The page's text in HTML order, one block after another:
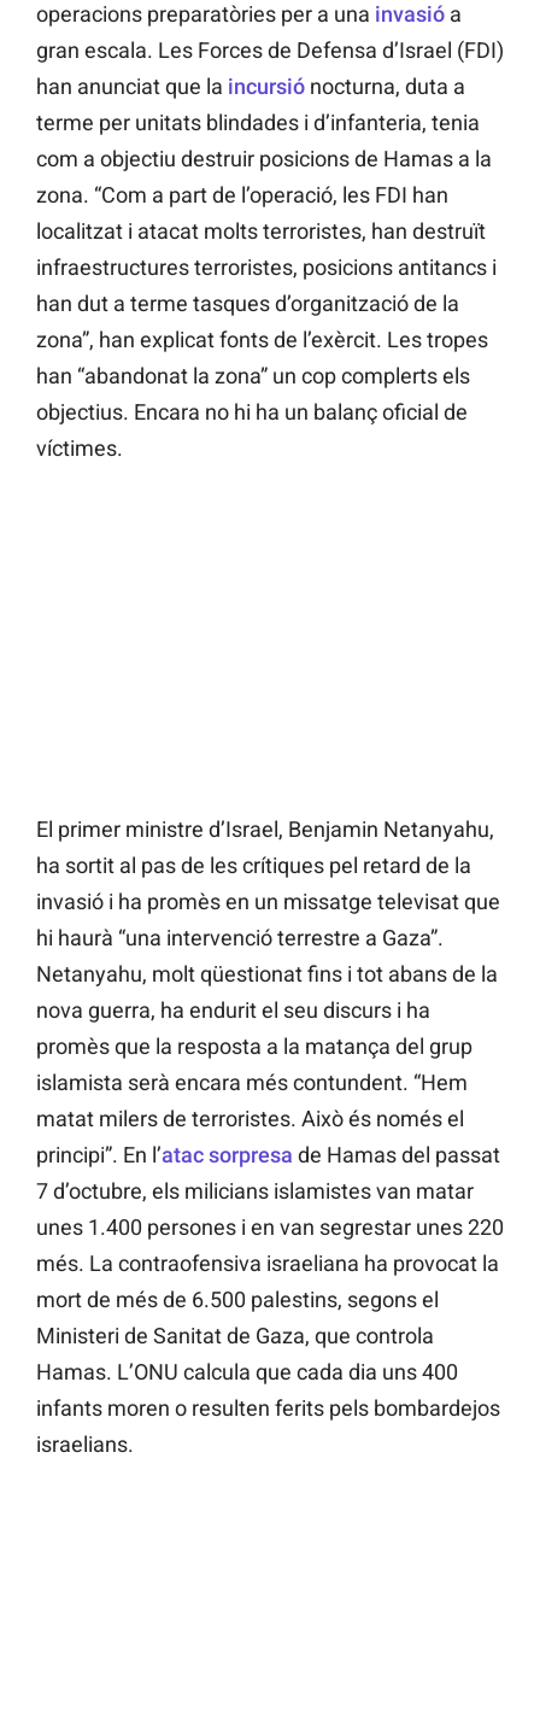
operacions preparatòries per a una invasió a
gran escala. Les Forces de Defensa d’Israel (FDI)
han anunciat que la incursió nocturna, duta a
terme per unitats blindades i d’infanteria, tenia
com a objectiu destruir posicions de Hamas a la
zona. “Com a part de l’operació, les FDI han
localitzat i atacat molts terroristes, han destruït
infraestructures terroristes, posicions antitancs i
han dut a terme tasques d’organització de la
zona”, han explicat fonts de l’exèrcit. Les tropes
han “abandonat la zona” un cop complerts els
objectius. Encara no hi ha un balanç oficial de
víctimes.
El primer ministre d’Israel, Benjamin Netanyahu,
ha sortit al pas de les crítiques pel retard de la
invasió i ha promès en un missatge televisat que
hi haurà “una intervenció terrestre a Gaza”.
Netanyahu, molt qüestionat fins i tot abans de la
nova guerra, ha endurit el seu discurs i ha
promès que la resposta a la matança del grup
islamista serà encara més contundent. “Hem
matat milers de terroristes. Això és només el
principi”. En l’atac sorpresa de Hamas del passat
7 d’octubre, els milicians islamistes van matar
unes 1.400 persones i en van segrestar unes 220
més. La contraofensiva israeliana ha provocat la
mort de més de 6.500 palestins, segons el
Ministeri de Sanitat de Gaza, que controla
Hamas. L’ONU calcula que cada dia uns 400
infants moren o resulten ferits pels bombardejos
israelians.